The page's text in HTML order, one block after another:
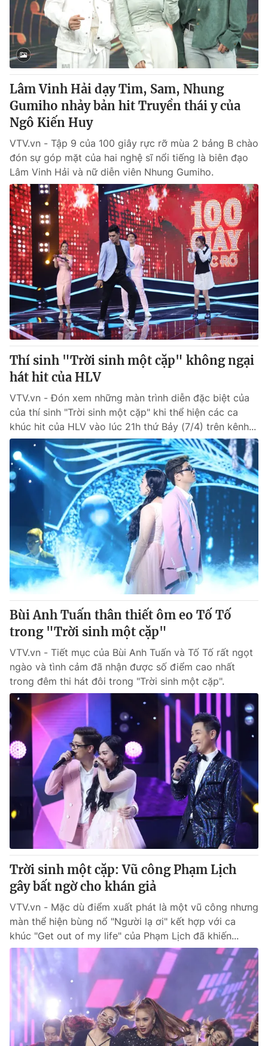
VTV4 Vươn mình bằng AI
VTV9 VTV8
Liên hệ tòa soạn English
THỜI BÁO VTV
Theo dõi báo trên
Cơ quan chủ quản:Đài Truyền hình Việt Nam
Cơ quan báo chí:Thời báo VTV
Giấy phép hoạt động báo in và báo điện tử số 483/GP-BTTTT
cấp ngày 29/12/2023
Tổng Biên tập:Vũ Thanh Thủy
Phó Tổng Biên tập:
Nguyễn Thị Mỹ Hạnh, Phạm Quốc Thắng,
Nguyễn Trọng Ninh
Tổng đài VTV:024.38 355 931 - 024.38 355 932
Ðiện thoại Thời báo VTV:024.66 897 897
Email:toasoan@vtv.vn
Liên hệ quảng cáo:024-7300.7108
® Cấm sao chép dưới mọi hình thức nếu không có sự chấp
thuận bằng văn bản. Ghi rõ nguồn VTV.vn khi phát hành lại
thông tin từ website này.
Lâm Vinh Hải dạy Tim, Sam, Nhung
Gumiho nhảy bản hit Truyền thái y của
Ngô Kiến Huy
VTV.vn - Tập 9 của 100 giây rực rỡ mùa 2 bảng B chào
đón sự góp mặt của hai nghệ sĩ nổi tiếng là biên đạo
Lâm Vinh Hải và nữ diễn viên Nhung Gumiho.
Thí sinh "Trời sinh một cặp" không ngại
hát hit của HLV
VTV.vn - Đón xem những màn trình diễn đặc biệt của
của thí sinh "Trời sinh một cặp" khi thể hiện các ca
khúc hit của HLV vào lúc 21h thứ Bảy (7/4) trên kênh...
Bùi Anh Tuấn thân thiết ôm eo Tố Tố
trong "Trời sinh một cặp"
VTV.vn - Tiết mục của Bùi Anh Tuấn và Tố Tố rất ngọt
ngào và tình cảm đã nhận được số điểm cao nhất
trong đêm thi hát đôi trong "Trời sinh một cặp".
Trời sinh một cặp: Vũ công Phạm Lịch
gây bất ngờ cho khán giả
VTV.vn - Mặc dù điểm xuất phát là một vũ công nhưng
màn thể hiện bùng nổ "Người lạ ơi" kết hợp với ca
khúc "Get out of my life" của Phạm Lịch đã khiến...